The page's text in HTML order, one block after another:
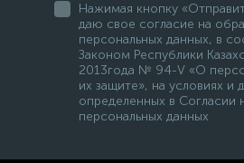
Нажимая кнопку
даю свое согласие на
персональных данных, в
Законом Республики
2013года № 94-V «О
их защите», на условиях и
определенных в Согласии
персональных данных